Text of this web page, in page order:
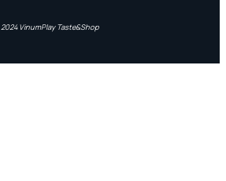
2024 VinumPlay Taste&Shop